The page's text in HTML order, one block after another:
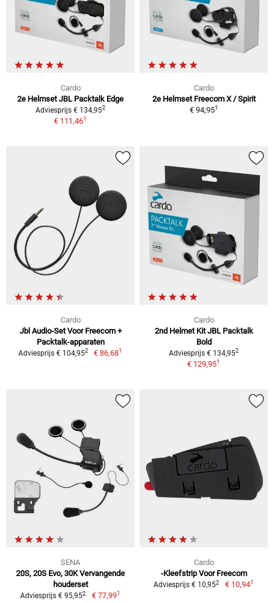
Cardo
2e Helmset JBL Packtalk Edge
Adviesprijs € 134,952
€ 111,461
Cardo
2e Helmset Freecom X / Spirit
€ 94,951
Cardo
Jbl Audio-Set Voor Freecom +
Packtalk-apparaten
Adviesprijs € 104,952 € 86,681
Cardo
2nd Helmet Kit JBL Packtalk
Bold
Adviesprijs € 134,952
€ 129,951
SENA
20S, 20S Evo, 30K Vervangende
houderset
Adviesprijs € 95,952 € 77,991
Cardo
-Kleefstrip Voor Freecom
Adviesprijs € 10,952 € 10,941